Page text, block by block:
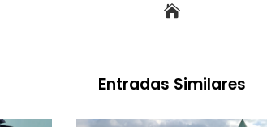
Entradas Similares